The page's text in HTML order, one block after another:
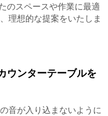
のスペースや作業に最適
理想的な提案をいたしま
ウンターテーブルを
音が入り込まないように